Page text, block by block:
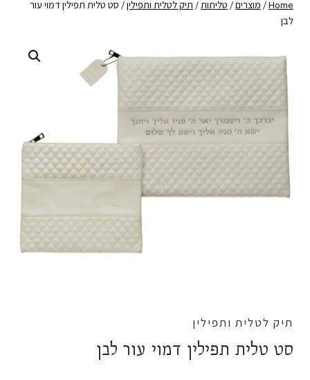
Home
/ מוצרים/ טליתות / תיק לטלית ותפילין/ סט טלית תפילין דמוי עור
לבן
תיק לטלית ותפילין
סט טלית תפילין דמוי עור לבן